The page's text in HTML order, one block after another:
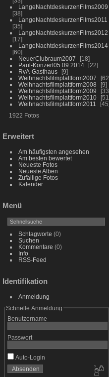
LangeNachtdeskurzenFilms2009
38
LangeNachtdeskurzenFilms2011
35
LangeNachtdeskurzenFilms2012
17
LangeNachtdeskurzenFilms2014
60
NeuerClubraum2007
18
Paul-Konzert05.09.2014
22
RvA-Gasthaus
9
Weihnachtsfilmplattform2007
62
Weihnachtsfilmplattform2008
9
Weihnachtsfilmplattform2009
33
Weihnachtsfilmplattform2010
51
Weihnachtsfilmplattform2011
45
1922 Fotos
Erweitert
Am häufigsten angesehen
Am besten bewertet
Neueste Fotos
Neueste Alben
Zufällige Fotos
Kalender
Menü
Schlagworte (0)
Suchen
Kommentare (0)
Info
RSS-Feed
Identifikation
Anmeldung
Schnelle Anmeldung
Benutzername
Passwort
Auto-Login